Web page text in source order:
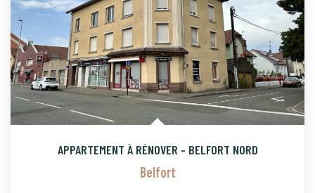
APPARTEMENT À RÉNOVER - BELFORT NORD
Belfort